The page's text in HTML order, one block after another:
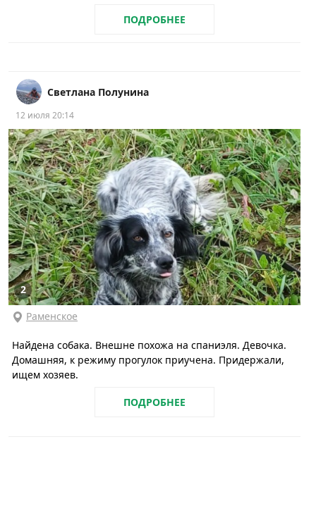
ПОДРОБНЕЕ
Светлана Полунина
12 июля 20:14
2
Раменское
Найдена собака. Внешне похожа на спаниэля. Девочка.
Домашняя, к режиму прогулок приучена. Придержали,
ищем хозяев.
ПОДРОБНЕЕ